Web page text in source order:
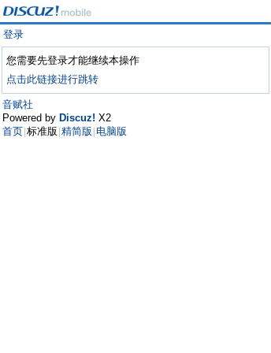
登录
您需要先登录才能继续本操作
点击此链接进行跳转
音赋社
Powered by Discuz! X2
首页 标准版 精简版 电脑版